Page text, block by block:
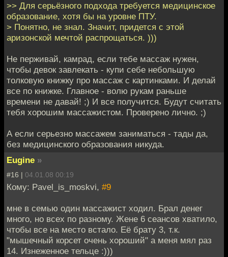
>> Для серьёзного подхода требуется медицинское
образование, хотя бы на уровне ПТУ.
> Понятно, не знал. Значит, придется с этой
аризонской мечтой распрощаться. )))
Не перживай, камрад, если тебе массаж нужен,
чтобы девок завлекать - купи себе небольшую
толковую книжку про массаж с картинками. И делай
все по книжке. Главное - волю рукам раньше
времени не давай! ;) И все получится. Будут считать
тебя хорошим массажистом. Проверено лично. ;)
А если серьезно массажем заниматься - тады да,
без медицинского образования никуда.
Eugine »
#16 | 04.01.08 00:19
Кому: Pavel_is_moskvi, #9
мне в семью один массажист ходил. Брал денег
много, но всех по разному. Жене 6 сеансов хватило,
чтобы все на место встало. Её брату 3, т.к.
"мышечный корсет очень хороший" а меня мял раз
14. Изнеженное тельце :)))